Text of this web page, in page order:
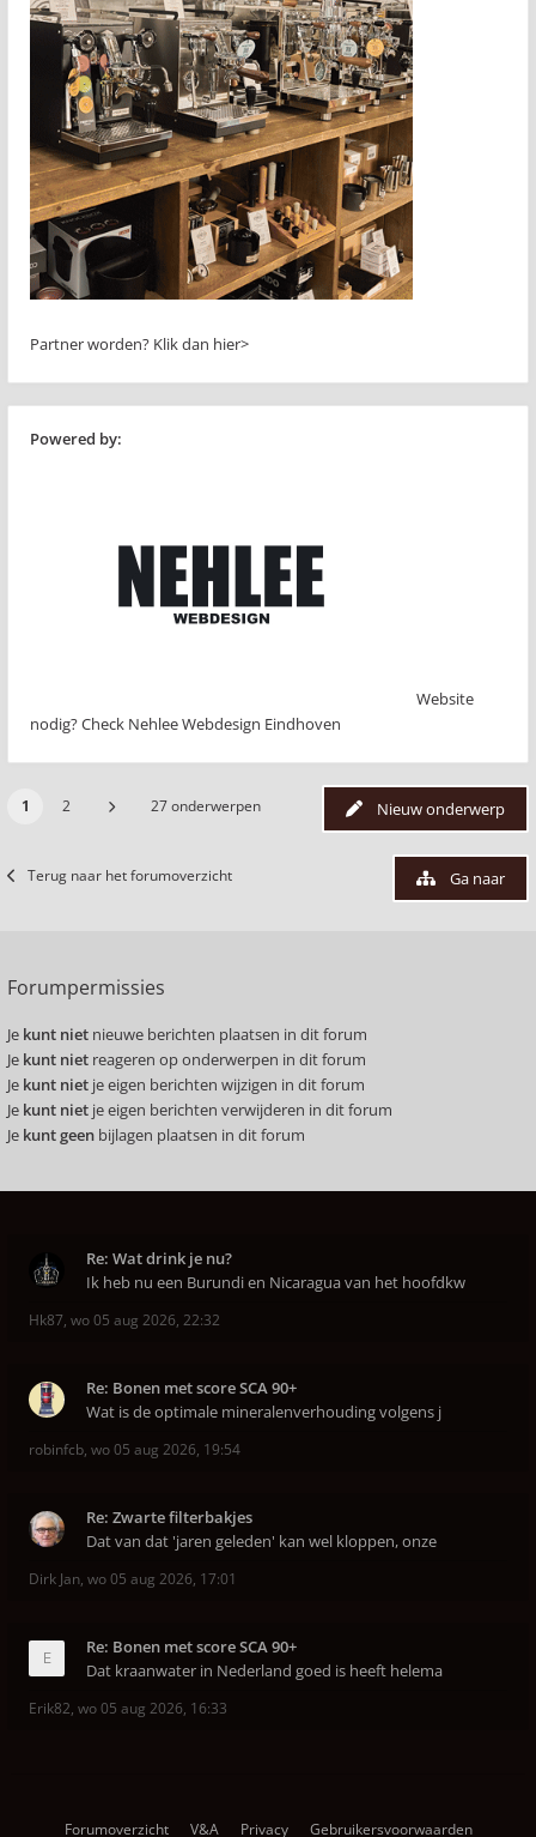
Partner worden? Klik dan hier>
Powered by:
Website
nodig? Check Nehlee Webdesign Eindhoven
Nieuw onderwerp
1 2 27 onderwerpen
Terug naar het forumoverzicht Ga naar
Forumpermissies
Je kunt niet nieuwe berichten plaatsen in dit forum
Je kunt niet reageren op onderwerpen in dit forum
Je kunt niet je eigen berichten wijzigen in dit forum
Je kunt niet je eigen berichten verwijderen in dit forum
Je kunt geen bijlagen plaatsen in dit forum
Re: Wat drink je nu?
Ik heb nu een Burundi en Nicaragua van het hoofdkw
Hk87, wo 05 aug 2026, 22:32
Re: Bonen met score SCA 90+
Wat is de optimale mineralenverhouding volgens j
robinfcb, wo 05 aug 2026, 19:54
Re: Zwarte filterbakjes
Dat van dat 'jaren geleden' kan wel kloppen, onze
Dirk Jan, wo 05 aug 2026, 17:01
Re: Bonen met score SCA 90+
Dat kraanwater in Nederland goed is heeft helema
Erik82, wo 05 aug 2026, 16:33
Forumoverzicht V&A Privacy Gebruikersvoorwaarden